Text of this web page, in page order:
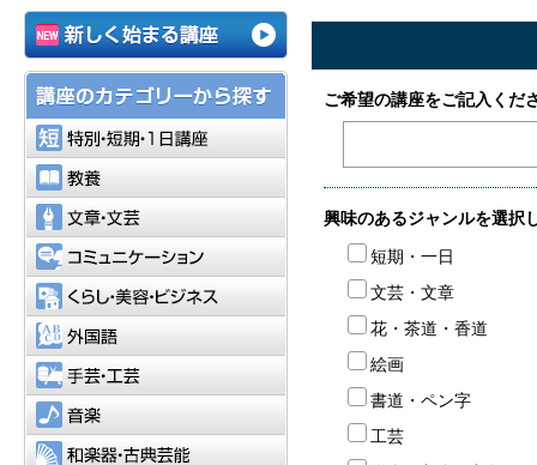
文章・文芸
コミュニケーション
くらし・美容・ビジネス
手芸・工芸
和楽器・古典芸能